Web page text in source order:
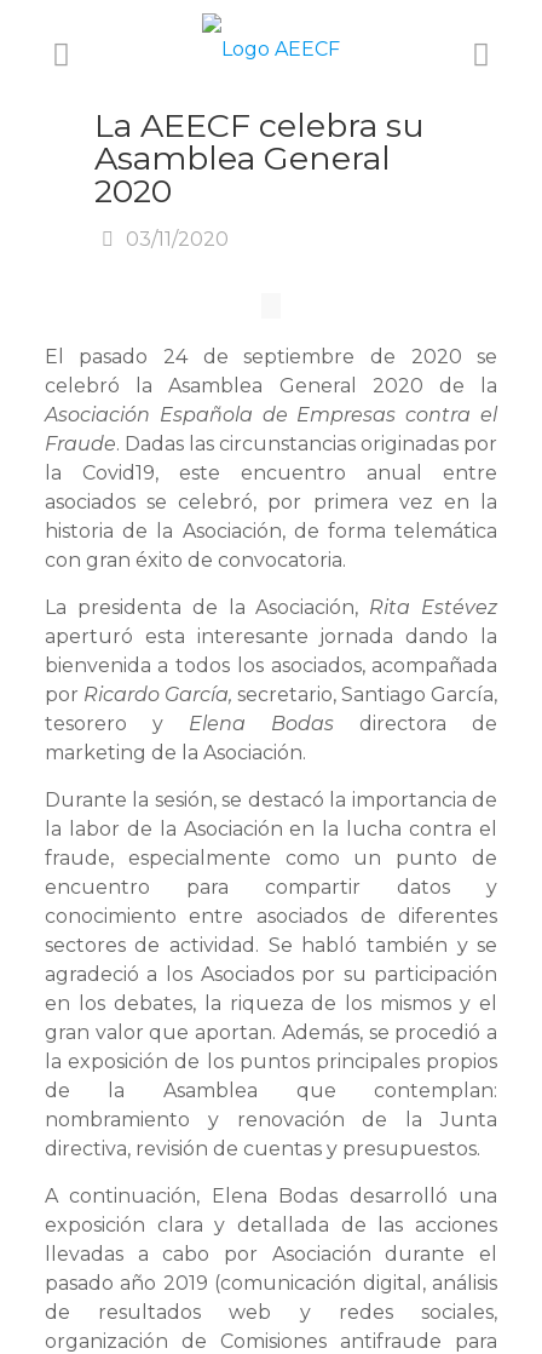
La AEECF celebra su
Asamblea General
2020
03/11/2020
El pasado 24 de septiembre de 2020 se
celebró la Asamblea General 2020 de la
Asociación Española de Empresas contra el
Fraude. Dadas las circunstancias originadas por
la Covid19, este encuentro anual entre
asociados se celebró, por primera vez en la
historia de la Asociación, de forma telemática
con gran éxito de convocatoria.
La presidenta de la Asociación, Rita Estévez
aperturó esta interesante jornada dando la
bienvenida a todos los asociados, acompañada
por Ricardo García,secretario, Santiago García,
tesorero yElena Bodas directora de
marketing de la Asociación.
Durante la sesión, se destacó la importancia de
la labor de la Asociación en la lucha contra el
fraude, especialmente como un punto de
encuentro para compartir datos y
conocimiento entre asociados de diferentes
sectores de actividad. Se habló también y se
agradeció a los Asociados por su participación
en los debates, la riqueza de los mismos y el
gran valor que aportan. Además, se procedió a
la exposición de los puntos principales propios
de la Asamblea que contemplan:
nombramiento y renovación de la Junta
directiva, revisión de cuentas y presupuestos.
A continuación, Elena Bodas desarrolló una
exposición clara y detallada de las acciones
llevadas a cabo por Asociación durante el
pasado año 2019 (comunicación digital, análisis
de resultados web y redes sociales,
organización de Comisiones antifraude para